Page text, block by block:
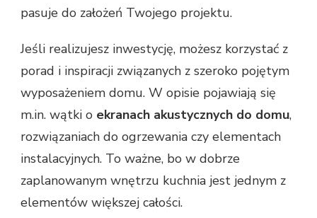
pasuje do założeń Twojego projektu.
Jeśli realizujesz inwestycję, możesz korzystać z
porad i inspiracji związanych z szeroko pojętym
wyposażeniem domu. W opisie pojawiają się
m.in. wątki o ekranach akustycznych do domu,
rozwiązaniach do ogrzewania czy elementach
instalacyjnych. To ważne, bo w dobrze
zaplanowanym wnętrzu kuchnia jest jednym z
elementów większej całości.